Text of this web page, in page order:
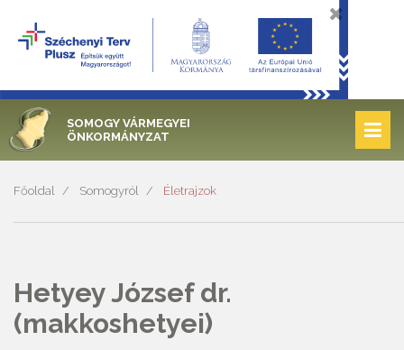
SOMOGY VÁRMEGYEI
ÖNKORMÁNYZAT
Főoldal Somogyról Életrajzok
Hetyey József dr.
(makkoshetyei)